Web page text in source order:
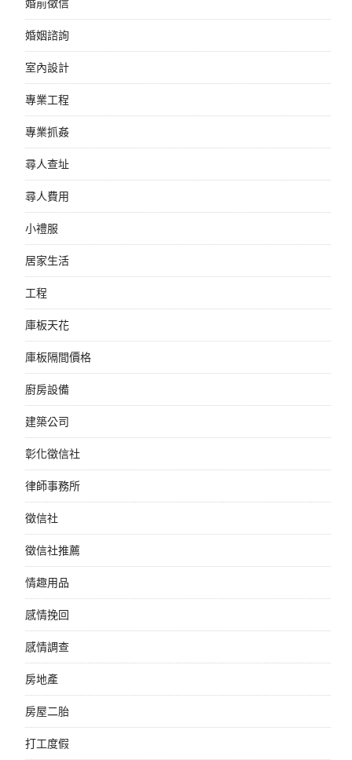
婚姻諮詢
室內設計
專業工程
專業抓姦
尋人查址
尋人費用
小禮服
居家生活
工程
庫板天花
庫板隔間價格
廚房設備
建築公司
彰化徵信社
律師事務所
徵信社
徵信社推薦
情趣用品
感情挽回
感情調查
房地產
房屋二胎
打工度假